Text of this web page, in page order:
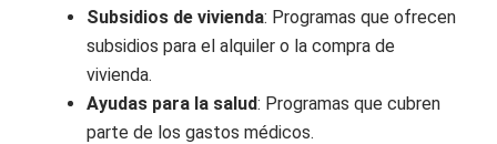
Subsidios de vivienda: Programas que ofrecen
subsidios para el alquiler o la compra de
vivienda.
Ayudas para la salud: Programas que cubren
parte de los gastos médicos.